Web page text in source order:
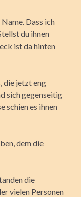
Name. Dass ich
du ihnen
ist da hinten
die jetzt eng
sich gegenseitig
schien es ihnen
dem die
die
vielen Personen